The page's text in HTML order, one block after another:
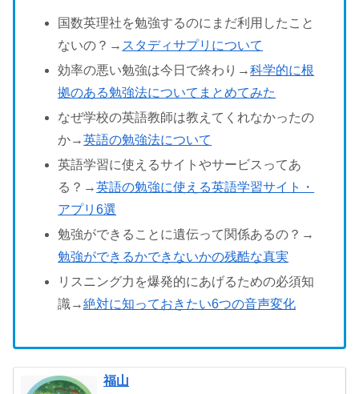
国数英理社を勉強するのにまだ利用したこと
ないの？→ スタディサプリについて
効率の悪い勉強は今日で終わり→科学的に根
拠のある勉強法についてまとめてみた
なぜ学校の英語教師は教えてくれなかったの
か→英語の勉強法について
英語学習に使えるサイトやサービスってあ
る？→英語の勉強に使える英語学習サイト・
アプリ6選
勉強ができることに遺伝って関係あるの？→
勉強ができるかできないかの残酷な真実
リスニング力を爆発的にあげるための必須知
識→絶対に知っておきたい6つの音声変化
福山